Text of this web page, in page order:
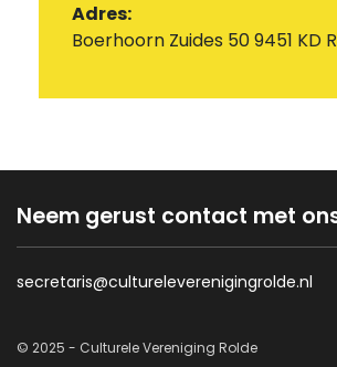
Adres:
Boerhoorn Zuides 50 9451 KD
Neem gerust contact met
secretaris@cultureleverenigingrolde.nl
© 2025 - Culturele Vereniging Rolde